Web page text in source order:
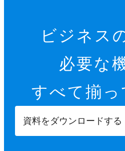
ビジネス
必要な
すべて揃っ
資料をダウンロードする